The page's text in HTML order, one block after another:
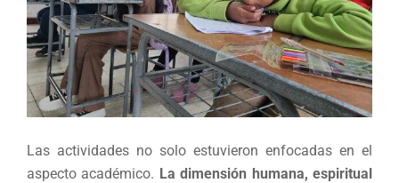
Las actividades no solo estuvieron enfocadas en el
aspecto académico. La dimensión humana, espiritual